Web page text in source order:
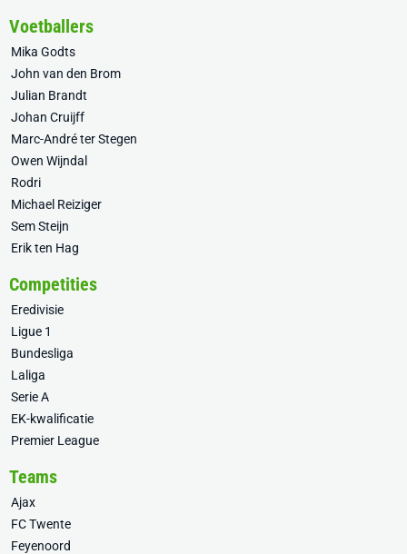
Voetballers
Mika Godts
John van den Brom
Julian Brandt
Johan Cruijff
Marc-André ter Stegen
Owen Wijndal
Rodri
Michael Reiziger
Sem Steijn
Erik ten Hag
Competities
Eredivisie
Ligue 1
Bundesliga
Laliga
Serie A
EK-kwalificatie
Premier League
Teams
Ajax
FC Twente
Feyenoord